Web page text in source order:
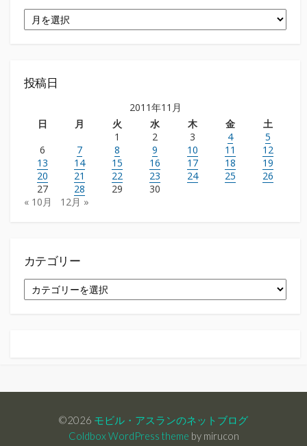
ー
投稿日
2011年11月
日
月 火 水 木 金
土
1
2 3 4
5
6
7 8 9 10 11
12
13
14 15 16 17 18
19
20
21 22 23 24 25
26
27
28 29
30
« 10月
12月 »
カテゴリー
テ
©2026 モビル・アスランのネットブログ
Coldbox WordPress theme by mirucon